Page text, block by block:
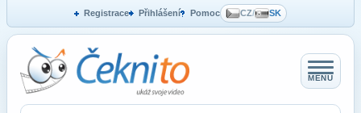
Registrace Přihlášení Pomoc CZ/ SK
MENU